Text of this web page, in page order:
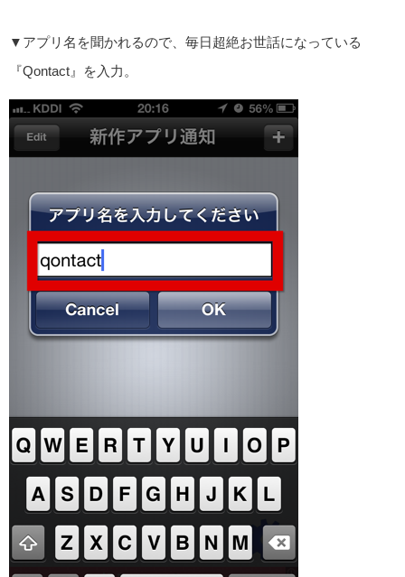
▼アプリ名を聞かれるので、毎日超絶お世話になっている
『Qontact』を入力。